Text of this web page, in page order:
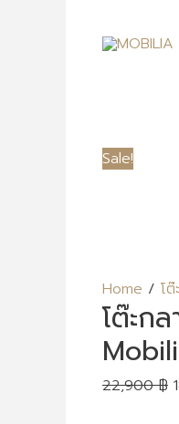
Sale!
Home / โ
โต๊ะก
22,900฿